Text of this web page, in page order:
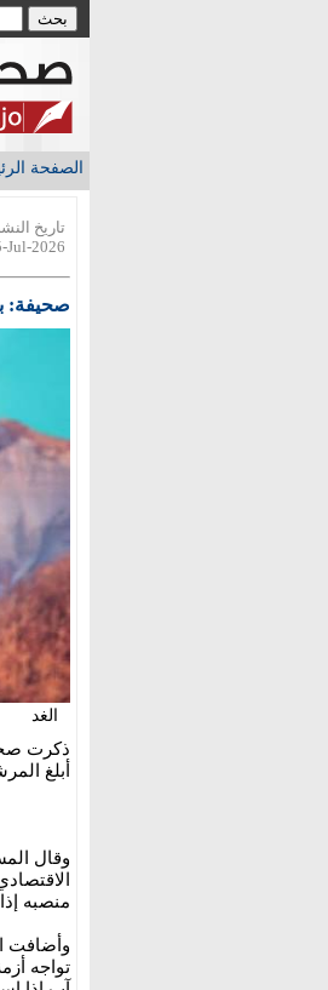
الصفحة
تاريخ
Jul-2026
صحيفة:
الغد
ذكرت
أبلغ
وقال
منصبه
وأضافت
تواجه